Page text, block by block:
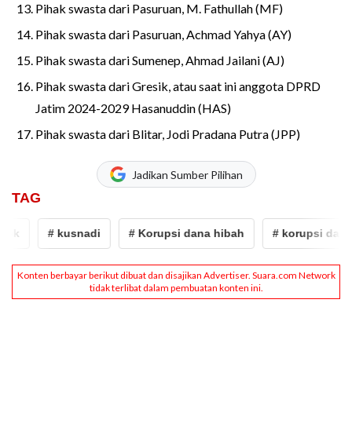
Pihak swasta dari Pasuruan, M. Fathullah (MF)
Pihak swasta dari Pasuruan, Achmad Yahya (AY)
Pihak swasta dari Sumenep, Ahmad Jailani (AJ)
Pihak swasta dari Gresik, atau saat ini anggota DPRD
Jatim 2024-2029 Hasanuddin (HAS)
Pihak swasta dari Blitar, Jodi Pradana Putra (JPP)
Jadikan Sumber Pilihan
TAG
# kusnadi # Korupsi dana hibah # korupsi dana